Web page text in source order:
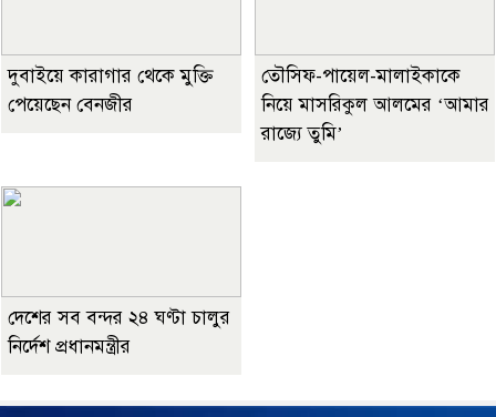
দুবাইয়ে কারাগার থেকে মুক্তি
পেয়েছেন বেনজীর
তৌসিফ-পায়েল-মালাইকাকে
নিয়ে মাসরিকুল আলমের ‘আমার
রাজ্যে তুমি’
দেশের সব বন্দর ২৪ ঘণ্টা চালুর
নির্দেশ প্রধানমন্ত্রীর